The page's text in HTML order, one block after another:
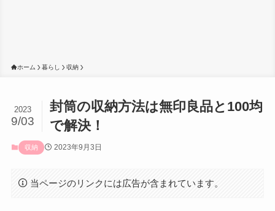
ホーム 暮らし 収納
封筒の収納方法は無印良品と100均
で解決！
2023
9/03
収納 2023年9月3日
当ページのリンクには広告が含まれています。